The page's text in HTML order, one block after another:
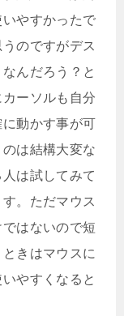
やすかったで
のですがデス
んだろう？と
ーソルも自分
動かす事が可
は結構大変な
は試してみて
。ただマウス
はないので短
きはマウスに
やすくなると